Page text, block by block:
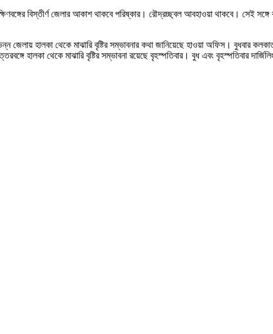
বিস্তীর্ণ জেলার আকাশ থাকবে পরিষ্কার। রৌদ্রচ্ছ্বল আবহাওয়া থাকবে। সেই সঙ্গে
জেলায় হালকা থেকে মাঝারি বৃষ্টির সম্ভাবনার কথা জানিয়েছে হাওয়া অফিস। বুধবার
হালকা থেকে মাঝারি বৃষ্টির সম্ভাবনা রয়েছে বৃহস্পতিবার। বুধ এবং বৃহস্পতিবার